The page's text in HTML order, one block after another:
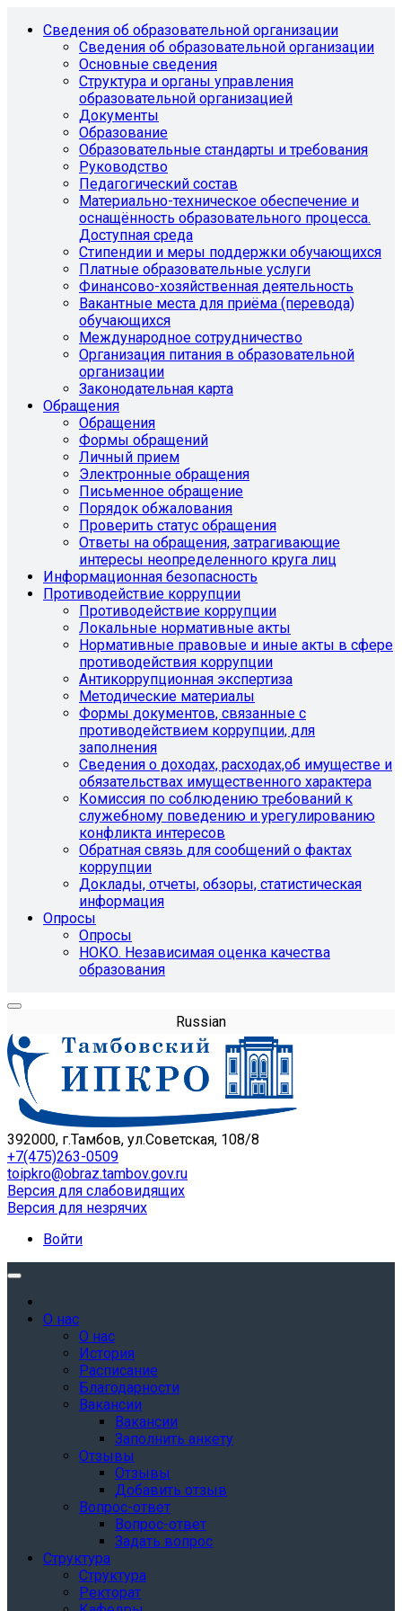
Сведения об образовательной организации
Сведения об образовательной организации
Основные сведения
Структура и органы управления
образовательной организацией
Документы
Образование
Образовательные стандарты и требования
Руководство
Педагогический состав
Материально-техническое обеспечение и
оснащённость образовательного процесса.
Доступная среда
Стипендии и меры поддержки обучающихся
Платные образовательные услуги
Финансово-хозяйственная деятельность
Вакантные места для приёма (перевода)
обучающихся
Международное сотрудничество
Организация питания в образовательной
организации
Законодательная карта
Обращения
Обращения
Формы обращений
Личный прием
Электронные обращения
Письменное обращение
Порядок обжалования
Проверить статус обращения
Ответы на обращения, затрагивающие
интересы неопределенного круга лиц
Информационная безопасность
Противодействие коррупции
Противодействие коррупции
Локальные нормативные акты
Нормативные правовые и иные акты в сфере
противодействия коррупции
Антикоррупционная экспертиза
Методические материалы
Формы документов, связанные с
противодействием коррупции, для
заполнения
Сведения о доходах, расходах,об имуществе и
обязательствах имущественного характера
Комиссия по соблюдению требований к
служебному поведению и урегулированию
конфликта интересов
Обратная связь для сообщений о фактах
коррупции
Доклады, отчеты, обзоры, статистическая
информация
Опросы
Опросы
НОКО. Независимая оценка качества
образования
Russian
392000, г.Тамбов, ул.Советская, 108/8
+7(475)263-0509
toipkro@obraz.tambov.gov.ru
Версия для слабовидящих
Версия для незрячих
Войти
О нас
О нас
История
Расписание
Благодарности
Вакансии
Вакансии
Заполнить анкету
Отзывы
Отзывы
Добавить отзыв
Вопрос-ответ
Вопрос-ответ
Задать вопрос
Структура
Структура
Ректорат